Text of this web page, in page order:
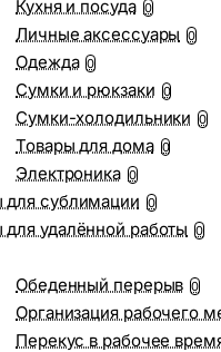
Кухня и посуда 0
Личные аксессуары 0
Одежда 0
Сумки и рюкзаки 0
Сумки-холодильники 0
Товары для дома 0
Электроника 0
для сублимации 0
для удалённой работы 0
Обеденный перерыв 0
Организация рабочего
Перекус в рабочее